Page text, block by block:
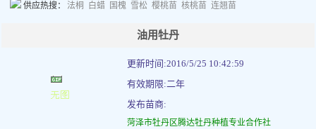
供应热搜： 法桐 白蜡 国槐 雪松 樱桃苗 核桃苗 连翘苗
油用牡丹
更新时间:2016/5/25 10:42:59
有效期限:二年
发布苗商:
菏泽市牡丹区腾达牡丹种植专业合作社